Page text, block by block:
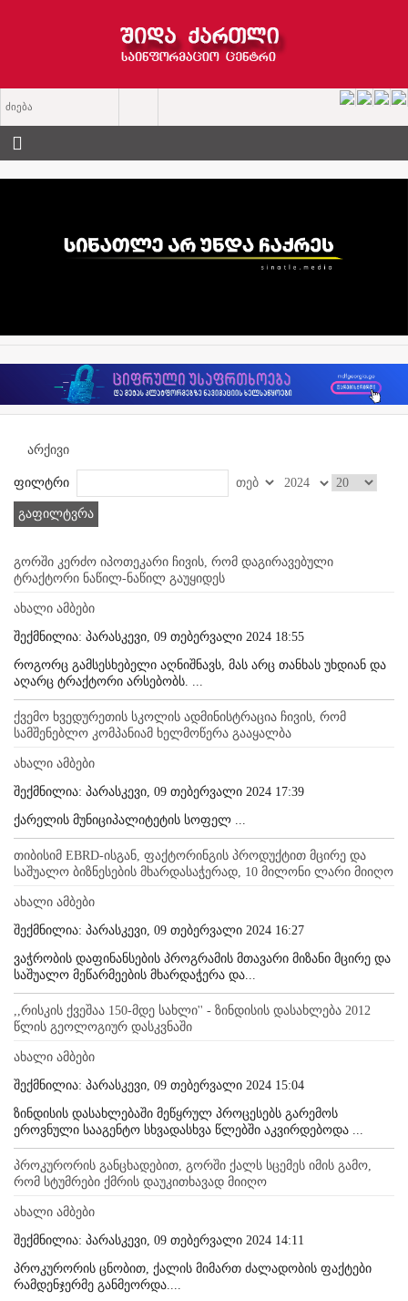
არქივი
ფილტრი
გაფილტვრა
გორში კერძო იპოთეკარი ჩივის, რომ დაგირავებული
ტრაქტორი ნაწილ-ნაწილ გაუყიდეს
ახალი ამბები
შექმნილია: პარასკევი, 09 თებერვალი 2024 18:55
როგორც გამსესხებელი აღნიშნავს, მას არც თანხას უხდიან და
აღარც ტრაქტორი არსებობს. ...
ქვემო ხვედურეთის სკოლის ადმინისტრაცია ჩივის, რომ
სამშენებლო კომპანიამ ხელმოწერა გააყალბა
ახალი ამბები
შექმნილია: პარასკევი, 09 თებერვალი 2024 17:39
ქარელის მუნიციპალიტეტის სოფელ ...
თიბისიმ EBRD-ისგან, ფაქტორინგის პროდუქტით მცირე და
საშუალო ბიზნესების მხარდასაჭერად, 10 მილონი ლარი მიიღო
ახალი ამბები
შექმნილია: პარასკევი, 09 თებერვალი 2024 16:27
ვაჭრობის დაფინანსების პროგრამის მთავარი მიზანი მცირე და
საშუალო მეწარმეების მხარდაჭერა და...
,,რისკის ქვეშაა 150-მდე სახლი'' - ზინდისის დასახლება 2012
წლის გეოლოგიურ დასკვნაში
ახალი ამბები
შექმნილია: პარასკევი, 09 თებერვალი 2024 15:04
ზინდისის დასახლებაში მეწყრულ პროცესებს გარემოს
ეროვნული სააგენტო სხვადასხვა წლებში აკვირდებოდა ...
პროკურორის განცხადებით, გორში ქალს სცემეს იმის გამო,
რომ სტუმრები ქმრის დაუკითხავად მიიღო
ახალი ამბები
შექმნილია: პარასკევი, 09 თებერვალი 2024 14:11
პროკურორის ცნობით, ქალის მიმართ ძალადობის ფაქტები
რამდენჯერმე განმეორდა....